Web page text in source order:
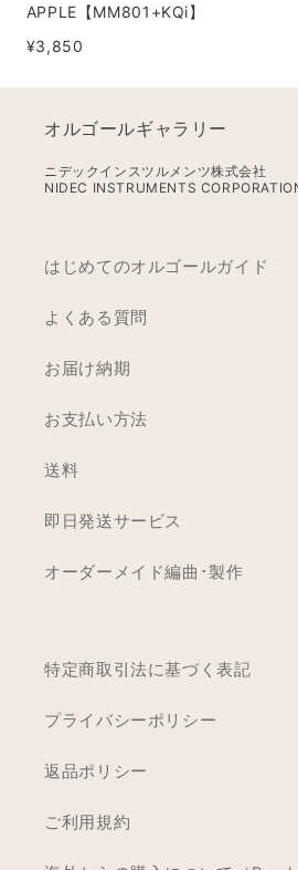
Mrs.
GREEN
APPLE【MM801+KQi】
¥3,850
オルゴールギャラリー
ニデックインスツルメンツ株式会社
NIDEC INSTRUMENTS
はじめてのオルゴールガイド
よくある質問
お届け納期
お支払い方法
送料
即日発送サービス
オーダーメイド編曲･製作
特定商取引法に基づく表記
プライバシーポリシー
返品ポリシー
ご利用規約